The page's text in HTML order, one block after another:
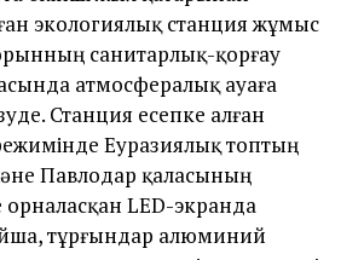
экологиялық станция жұмыс
санитарлық-қорғау
атмосфералық ауаға
Станция есепке алған
Еуразиялық топтың
Павлодар қаласының
орналасқан LED-экранда
тұрғындар алюминий